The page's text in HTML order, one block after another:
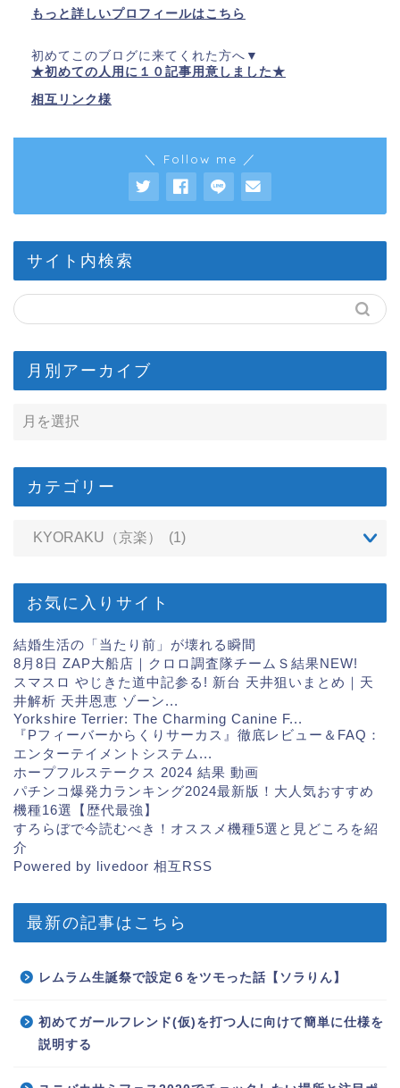
もっと詳しいプロフィールはこちら
初めてこのブログに来てくれた方へ▼
★初めての人用に１０記事用意しました★
相互リンク様
＼ Follow me ／
サイト内検索
月別アーカイブ
カテゴリー
お気に入りサイト
結婚生活の「当たり前」が壊れる瞬間
8月8日 ZAP大船店｜クロロ調査隊チームＳ結果NEW!
スマスロ やじきた道中記参る! 新台 天井狙いまとめ｜天
井解析 天井恩恵 ゾーン...
Yorkshire Terrier: The Charming Canine F...
『Pフィーバーからくりサーカス』徹底レビュー＆FAQ：
エンターテイメントシステム...
ホープフルステークス 2024 結果 動画
パチンコ爆発力ランキング2024最新版！大人気おすすめ
機種16選【歴代最強】
すろらぼで今読むべき！オススメ機種5選と見どころを紹
介
Powered by livedoor 相互RSS
最新の記事はこちら
レムラム生誕祭で設定６をツモった話【ソラりん】
初めてガールフレンド(仮)を打つ人に向けて簡単に仕様を
説明する